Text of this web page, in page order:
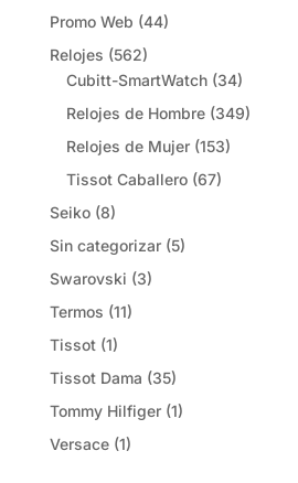
Promo Web (44)
Relojes (562)
Cubitt-SmartWatch (34)
Relojes de Hombre (349)
Relojes de Mujer (153)
Tissot Caballero (67)
Seiko (8)
Sin categorizar (5)
Swarovski (3)
Termos (11)
Tissot (1)
Tissot Dama (35)
Tommy Hilfiger (1)
Versace (1)